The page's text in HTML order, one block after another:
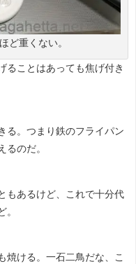
ど重くない。
ることはあっても焦げ付き
る。つまり鉄のフライパン
るのだ。
もあるけど、これで十分代
。
焼ける。一石二鳥だな、こ